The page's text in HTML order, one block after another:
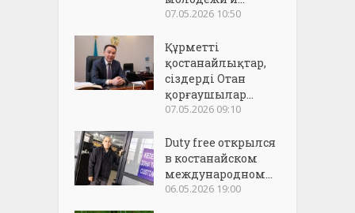
07.05.2026 10:50
Құрметті
қостанайлықтар,
сіздерді Отан
қорғаушылар...
07.05.2026 09:10
Duty free открылся
в костанайском
международном...
06.05.2026 19:00